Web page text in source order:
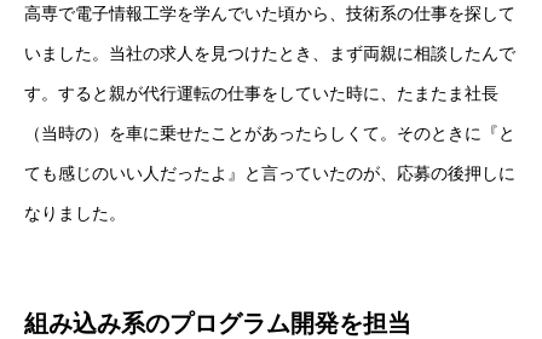
高専で電子情報工学を学んでいた頃から、技術系の仕事を探して
いました。当社の求人を見つけたとき、まず両親に相談したんで
す。すると親が代行運転の仕事をしていた時に、たまたま社長
（当時の）を車に乗せたことがあったらしくて。そのときに『と
ても感じのいい人だったよ』と言っていたのが、応募の後押しに
なりました。
組み込み系のプログラム開発を担当